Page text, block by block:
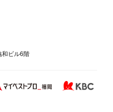
ビル6階